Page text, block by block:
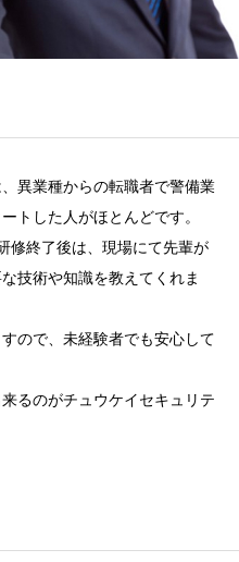
異業種からの転職者で警備業
トした人がほとんどです。
修終了後は、現場にて先輩が
技術や知識を教えてくれま
ので、未経験者でも安心して
るのがチュウケイセキュリテ